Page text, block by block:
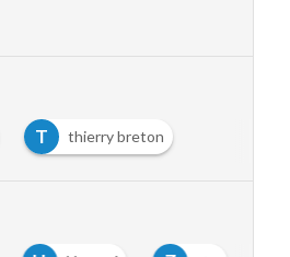
T thierry breton